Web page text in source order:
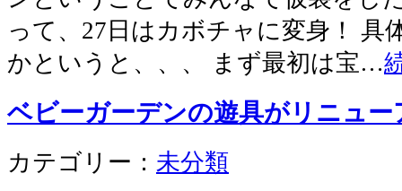
って、27日はカボチャに変身！ 具
かというと、、、 まず最初は宝…
ベビーガーデンの遊具がリニュ
カテゴリー： 未分類